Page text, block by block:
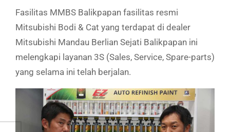
Fasilitas MMBS Balikpapan fasilitas resmi
Mitsubishi Bodi & Cat yang terdapat di dealer
Mitsubishi Mandau Berlian Sejati Balikpapan ini
melengkapi layanan 3S (Sales, Service, Spare-parts)
yang selama ini telah berjalan.